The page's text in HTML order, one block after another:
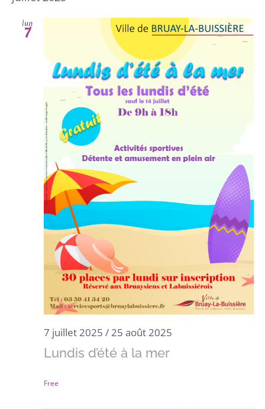
lun
7
7 juillet 2025 /25 août 2025
Lundis d’été à la mer
Free